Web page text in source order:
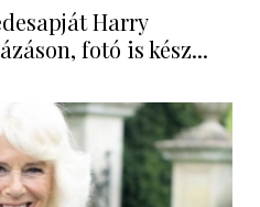
Harry
fotó is kész...